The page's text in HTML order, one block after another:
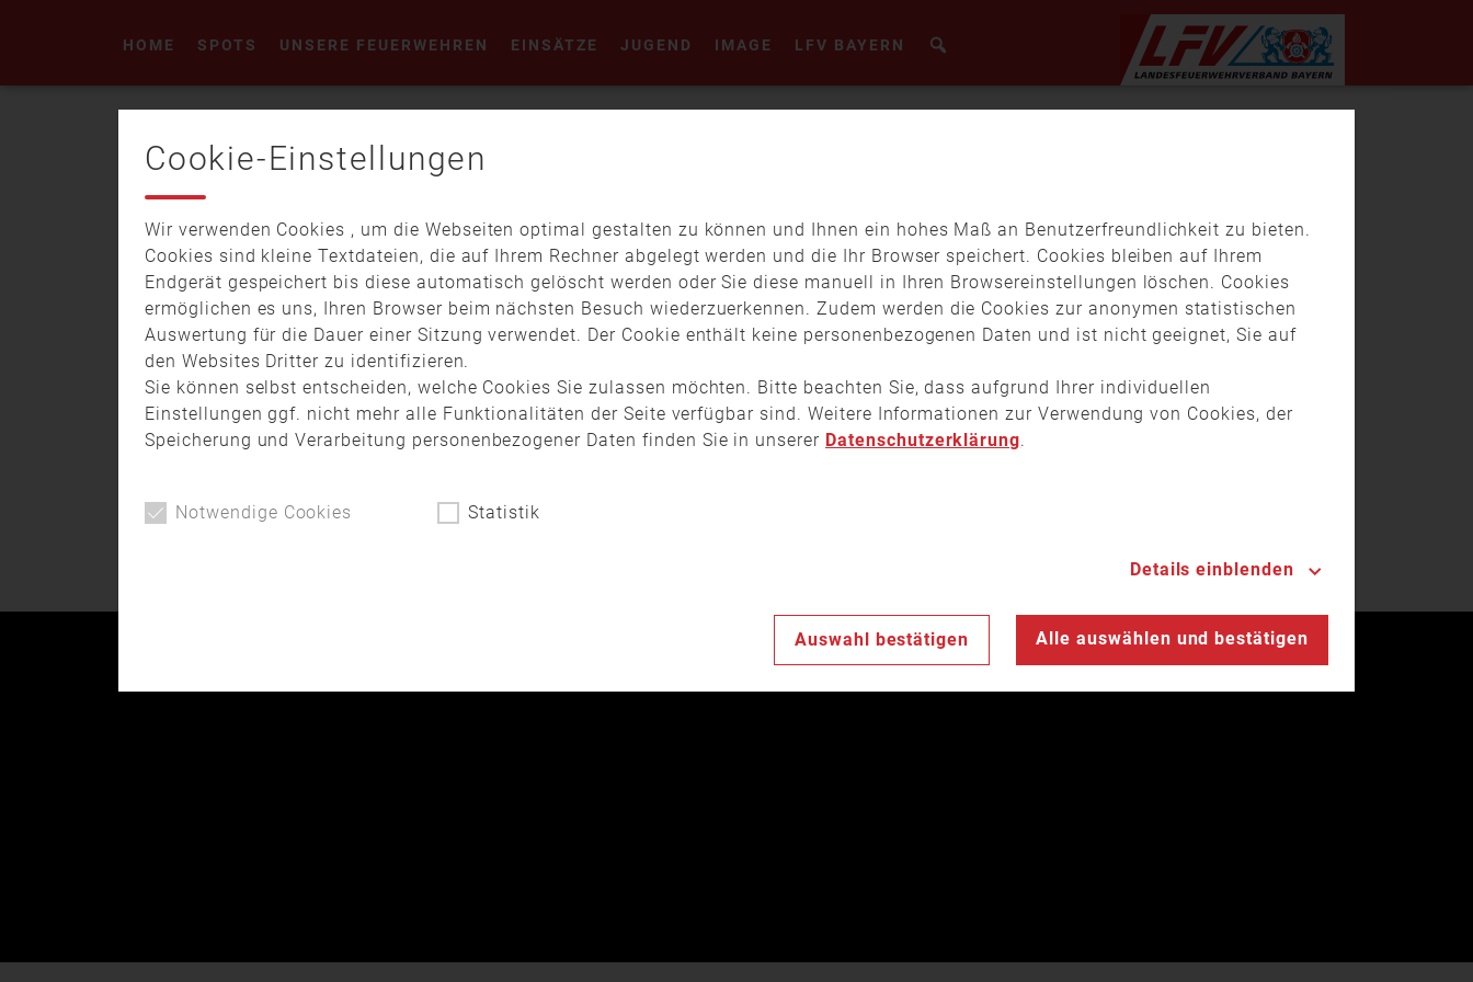
HOME SPOTS UNSERE FEUERWEHREN EINSÄTZE JUGEND IMAGE LFV BAYERN
19.08. 10:10 04:14
Imagefilm der FF Matzing
Matzing im Landkreis
Traunstein, hat einen
Cookie-Einstellungen
Wir verwenden Cookies , um die Webseiten optimal gestalten zu können und Ihnen ein hohes Maß an Benutzerfreundlichkeit zu bieten.
Cookies sind kleine Textdateien, die auf Ihrem Rechner abgelegt werden und die Ihr Browser speichert. Cookies bleiben auf Ihrem
Endgerät gespeichert bis diese automatisch gelöscht werden oder Sie diese manuell in Ihren Browsereinstellungen löschen. Cookies
ermöglichen es uns, Ihren Browser beim nächsten Besuch wiederzuerkennen. Zudem werden die Cookies zur anonymen statistischen
Auswertung für die Dauer einer Sitzung verwendet. Der Cookie enthält keine personenbezogenen Daten und ist nicht geeignet, Sie auf
den Websites Dritter zu identifizieren.
Sie können selbst entscheiden, welche Cookies Sie zulassen möchten. Bitte beachten Sie, dass aufgrund Ihrer individuellen
Einstellungen ggf. nicht mehr alle Funktionalitäten der Seite verfügbar sind. Weitere Informationen zur Verwendung von Cookies, der
Speicherung und Verarbeitung personenbezogener Daten finden Sie in unserer Datenschutzerklärung.
Notwendige Cookies Statistik
Details einblenden
Auswahl bestätigen Alle auswählen und bestätigen